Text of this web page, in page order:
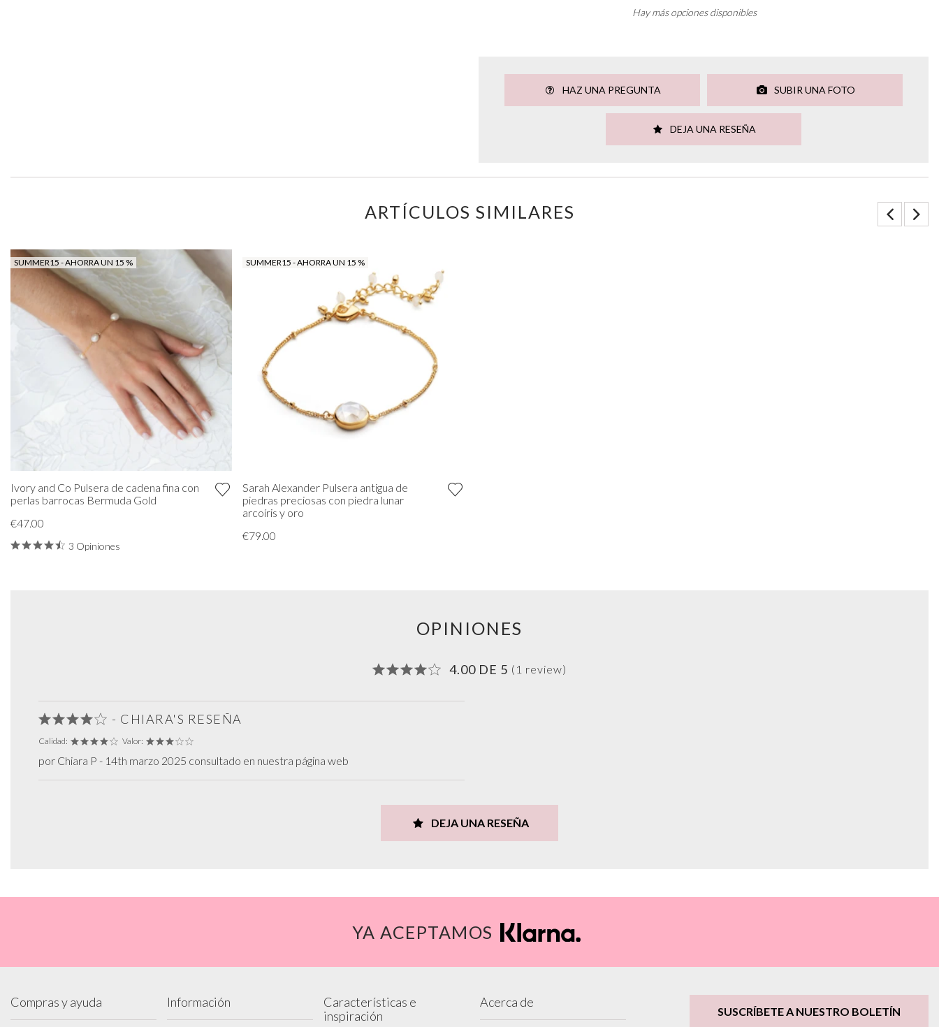
Hay más opciones disponibles
HAZ UNA PREGUNTA SUBIR UNA FOTO
DEJA UNA RESEÑA
ARTÍCULOS SIMILARES
SUMMER15 - AHORRA UN 15 %
Ivory and Co Pulsera de cadena fina con
perlas barrocas Bermuda Gold
€47.00
3 Opiniones
SUMMER15 - AHORRA UN 15 %
Sarah Alexander Pulsera antigua de
piedras preciosas con piedra lunar
arcoíris y oro
€79.00
OPINIONES
4.00 DE 5 (1 review)
- CHIARA'S RESEÑA
Calidad: Valor:
por Chiara P - 14th marzo 2025 consultado en nuestra página web
DEJA UNA RESEÑA
YA ACEPTAMOS
Compras y ayuda Información
Características e
inspiración
Acerca de
SUSCRÍBETE A NUESTRO BOLETÍN